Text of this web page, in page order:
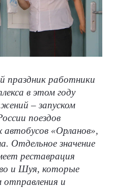
праздник работники
в этом году
– запуском
поездов
автобусов «Орланов»,
Отдельное значение
реставрация
и Шуя, которые
и